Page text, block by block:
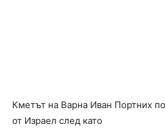
Кметът на Варна Иван Портних
от Израел след като